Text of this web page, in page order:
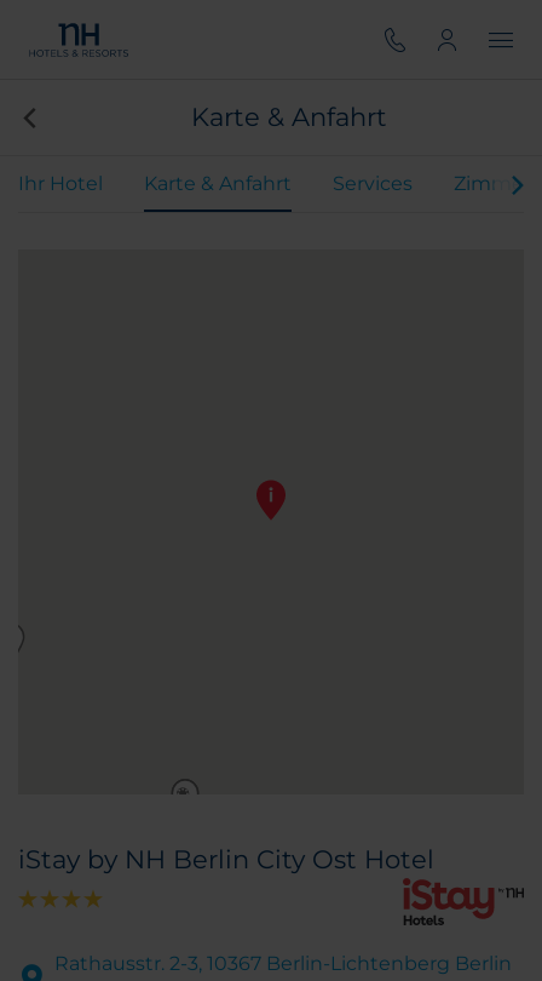
Karte & Anfahrt
Ihr Hotel Karte & Anfahrt Services Zimmer
iStay by NH Berlin City Ost Hotel
Rathausstr. 2-3, 10367 Berlin-Lichtenberg Berlin